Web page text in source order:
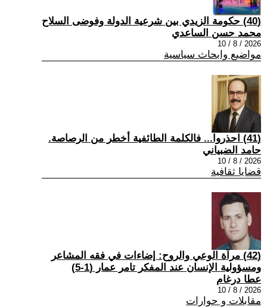
(40) حكومة الزيدي بين شرعية الدولة وفوضى السلاح
محمد حسن الساعدي
2026 / 8 / 10
مواضيع وابحاث سياسية
(41) احذروا... فالكلمة الطائفية أخطر من الرصاصة.
حامد الضبياني
2026 / 8 / 10
قضايا ثقافية
(42) مرآة الوعي والروح: إضاءات في فقه المشاعر
ومسؤولية الإنسان عند المفكر تامر عمار (1-5)
عطا درغام
2026 / 8 / 10
مقابلات و حوارات